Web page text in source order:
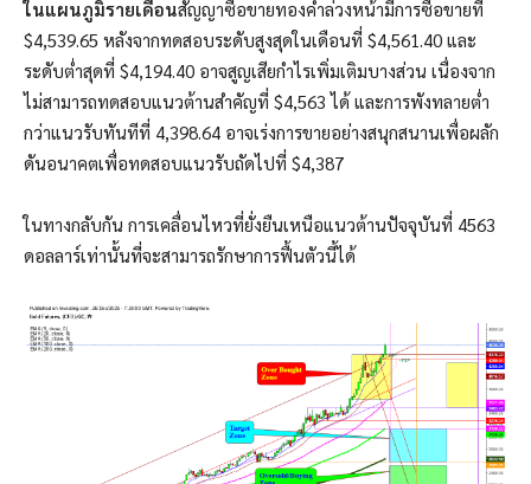
ในแผนภูมิรายเดือนสัญญาซื้อขายทองคำล่วงหน้ามีการซื้อขายที่
$4,539.65 หลังจากทดสอบระดับสูงสุดในเดือนที่ $4,561.40 และ
ระดับต่ำสุดที่ $4,194.40 อาจสูญเสียกำไรเพิ่มเติมบางส่วน เนื่องจาก
ไม่สามารถทดสอบแนวต้านสำคัญที่ $4,563 ได้ และการพังทลายต่ำ
กว่าแนวรับทันทีที่ 4,398.64 อาจเร่งการขายอย่างสนุกสนานเพื่อผลัก
ดันอนาคตเพื่อทดสอบแนวรับถัดไปที่ $4,387
ในทางกลับกัน การเคลื่อนไหวที่ยั่งยืนเหนือแนวต้านปัจจุบันที่ 4563
ดอลลาร์เท่านั้นที่จะสามารถรักษาการฟื้นตัวนี้ได้